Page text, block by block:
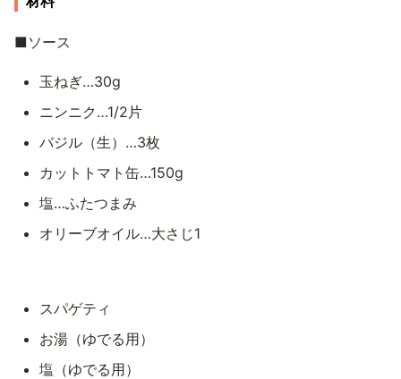
■ソース
玉ねぎ…30g
ニンニク…1/2片
バジル（生）…3枚
カットトマト缶…150g
塩…ふたつまみ
オリーブオイル…大さじ1
スパゲティ
お湯（ゆでる用）
塩（ゆでる用）